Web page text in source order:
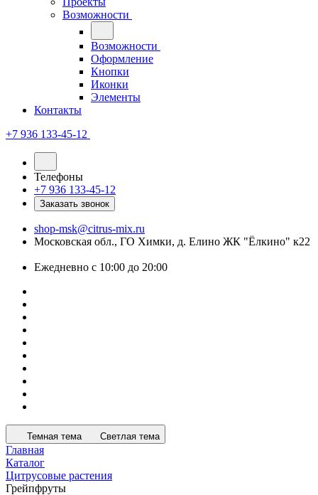
Возможности
Возможности
Оформление
Кнопки
Иконки
Элементы
Контакты
+7 936 133-45-12
Телефоны
+7 936 133-45-12
Заказать звонок
shop-msk@citrus-mix.ru
Московская обл., ГО Химки, д. Елино ЖК "Ёлкино" к22
Ежедневно с 10:00 до 20:00
Темная тема Светлая тема
Главная
Каталог
Цитрусовые растения
Грейпфруты